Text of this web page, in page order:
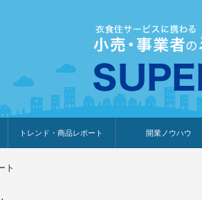
トレンド・商品レポート 開業ノウハウ
ト